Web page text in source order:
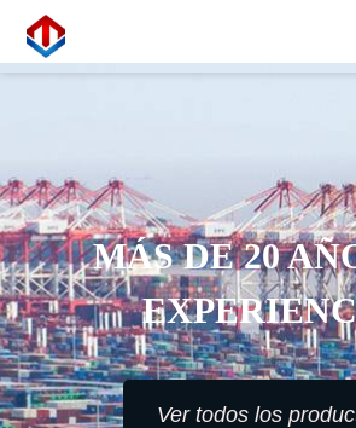
MÁS DE 20
Ver todos los